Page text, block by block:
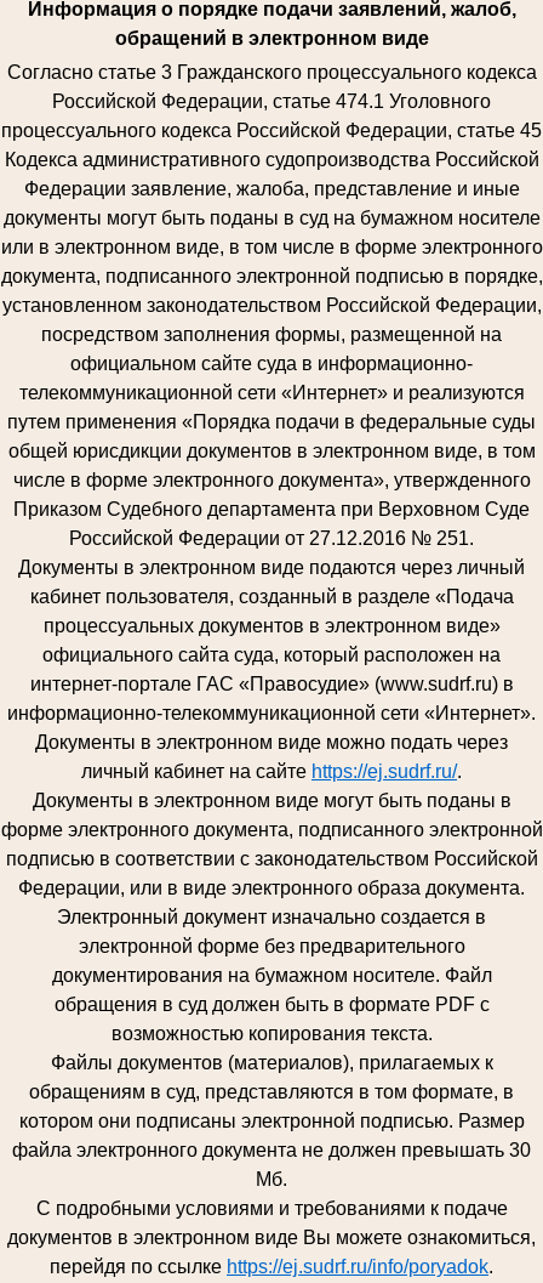
Информация о порядке подачи заявлений, жалоб,
обращений в электронном виде
Согласно статье 3 Гражданского процессуального кодекса
Российской Федерации, статье 474.1 Уголовного
процессуального кодекса Российской Федерации, статье 45
Кодекса административного судопроизводства Российской
Федерации заявление, жалоба, представление и иные
документы могут быть поданы в суд на бумажном носителе
или в электронном виде, в том числе в форме электронного
документа, подписанного электронной подписью в порядке,
установленном законодательством Российской Федерации,
посредством заполнения формы, размещенной на
официальном сайте суда в информационно-
телекоммуникационной сети «Интернет» и реализуются
путем применения «Порядка подачи в федеральные суды
общей юрисдикции документов в электронном виде, в том
числе в форме электронного документа», утвержденного
Приказом Судебного департамента при Верховном Суде
Российской Федерации от 27.12.2016 № 251.
Документы в электронном виде подаются через личный
кабинет пользователя, созданный в разделе «Подача
процессуальных документов в электронном виде»
официального сайта суда, который расположен на
интернет-портале ГАС «Правосудие» (www.sudrf.ru) в
информационно-телекоммуникационной сети «Интернет».
Документы в электронном виде можно подать через
личный кабинет на сайте https://ej.sudrf.ru/.
Документы в электронном виде могут быть поданы в
форме электронного документа, подписанного электронной
подписью в соответствии с законодательством Российской
Федерации, или в виде электронного образа документа.
Электронный документ изначально создается в
электронной форме без предварительного
документирования на бумажном носителе. Файл
обращения в суд должен быть в формате PDF с
возможностью копирования текста.
Файлы документов (материалов), прилагаемых к
обращениям в суд, представляются в том формате, в
котором они подписаны электронной подписью. Размер
файла электронного документа не должен превышать 30
Мб.
С подробными условиями и требованиями к подаче
документов в электронном виде Вы можете ознакомиться,
перейдя по ссылке https://ej.sudrf.ru/info/poryadok.